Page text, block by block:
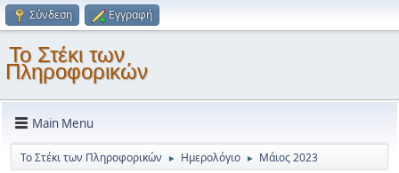
Σύνδεση Εγγραφή
Το Στέκι των
Πληροφορικών
Main Menu
Το Στέκι των Πληροφορικών ► Ημερολόγιο ► Μάιος 2023